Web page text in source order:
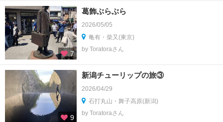
7
葛飾ぶらぶら
2026/05/05
亀有・柴又(東京)
by Toratoraさん
9
新潟チューリップの旅③
2026/04/29
石打丸山・舞子高原(新潟)
by Toratoraさん